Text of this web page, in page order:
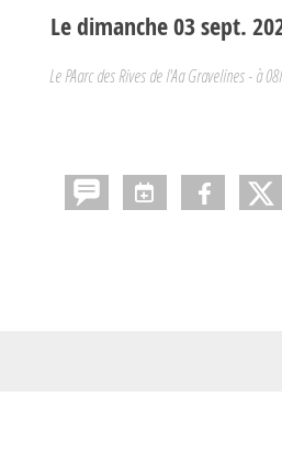
Ledimanche03sept.
Le PAarc des Rives de l'Aa Gravelines - à